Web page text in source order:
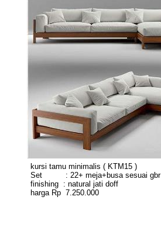
kursi tamu minimalis ( KTM15 )
Set : 22+ meja+busa sesuai gbr
finishing : natural jati doff
harga Rp 7.250.000